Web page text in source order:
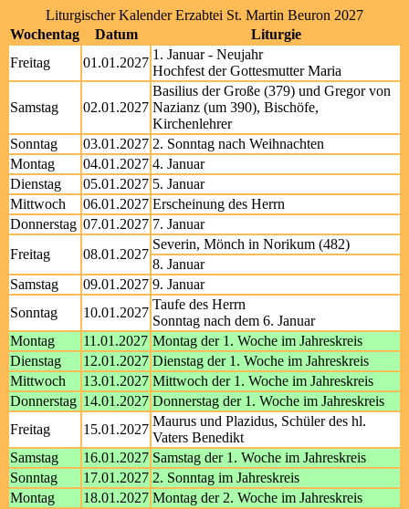
Liturgischer Kalender Erzabtei St. Martin Beuron 2027
Wochentag
Datum
Liturgie
Freitag
01.01.2027
1. Januar - Neujahr
Hochfest der Gottesmutter Maria
Samstag 02.01.2027
Basilius der Große (379) und Gregor von
Nazianz (um 390), Bischöfe,
Kirchenlehrer
Sonntag
03.01.2027 2. Sonntag nach Weihnachten
Montag
04.01.2027 4. Januar
Dienstag
05.01.2027 5. Januar
Mittwoch
06.01.2027 Erscheinung des Herrn
Donnerstag 07.01.2027 7. Januar
Freitag
08.01.2027
Severin, Mönch in Norikum (482)
8. Januar
Samstag
09.01.2027 9. Januar
Sonntag
10.01.2027
Taufe des Herrn
Sonntag nach dem 6. Januar
Montag
11.01.2027 Montag der 1. Woche im Jahreskreis
Dienstag
12.01.2027 Dienstag der 1. Woche im Jahreskreis
Mittwoch
13.01.2027 Mittwoch der 1. Woche im Jahreskreis
Donnerstag 14.01.2027 Donnerstag der 1. Woche im Jahreskreis
Freitag
15.01.2027
Maurus und Plazidus, Schüler des hl.
Vaters Benedikt
Samstag
16.01.2027 Samstag der 1. Woche im Jahreskreis
Sonntag
17.01.2027 2. Sonntag im Jahreskreis
Montag
18.01.2027 Montag der 2. Woche im Jahreskreis